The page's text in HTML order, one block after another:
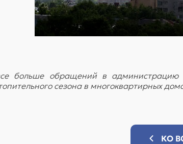
больше обращений в администрацию
сезона в многоквартирных
КО